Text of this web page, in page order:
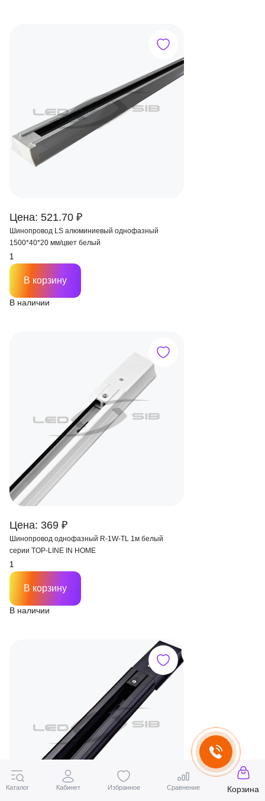
Цена: 521.70 ₽
Шинопровод LS алюминиевый однофазный
1500*40*20 мм/цвет белый
В наличии
В корзину
Цена: 369 ₽
Шинопровод однофазный R-1W-TL 1м белый
серии TOP-LINE IN HOME
В наличии
В корзину
Каталог Кабинет Избранное Сравнение Корзина